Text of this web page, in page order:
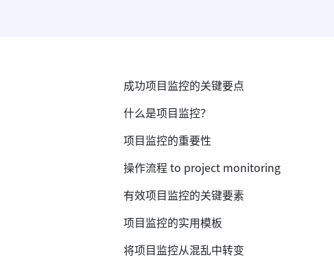
成功项目监控的关键要点
什么是项目监控？
项目监控的重要性
操作流程 to project monitoring
有效项目监控的关键要素
项目监控的实用模板
将项目监控从混乱中转变